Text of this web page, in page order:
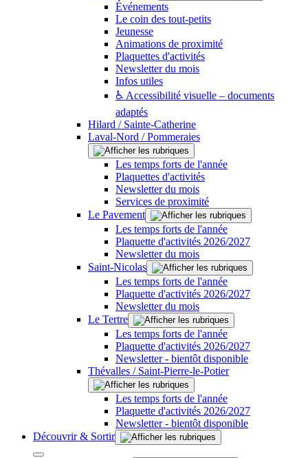
Événements
Le coin des tout-petits
Jeunesse
Animations de proximité
Plaquettes d'activités
Newsletter du mois
Infos utiles
♿ Accessibilité visuelle – documents
adaptés
Hilard / Sainte-Catherine
Laval-Nord / Pommeraies
Les temps forts de l'année
Plaquettes d'activités
Newsletter du mois
Services de proximité
Le Pavement
Les temps forts de l'année
Plaquette d'activités 2026/2027
Newsletter du mois
Saint-Nicolas
Les temps forts de l'année
Plaquette d'activités 2026/2027
Newsletter du mois
Le Tertre
Les temps forts de l'année
Plaquette d'activités 2026/2027
Newsletter - bientôt disponible
Thévalles / Saint-Pierre-le-Potier
Les temps forts de l'année
Plaquette d'activités 2026/2027
Newsletter - bientôt disponible
Découvrir & Sortir